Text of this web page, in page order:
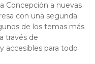
Concepción a nuevas
con una segunda
de los temas más
través de
accesibles para todo